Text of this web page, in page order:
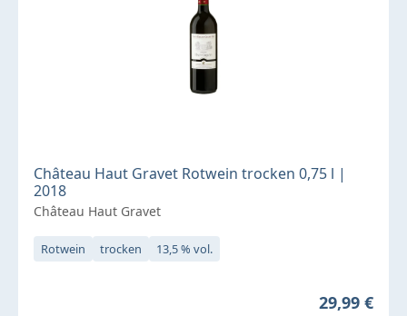
Château Haut Gravet Rotwein trocken 0,75 l |
2018
Château Haut Gravet
Rotwein trocken 13,5 % vol.
Regulärer
29,99 €